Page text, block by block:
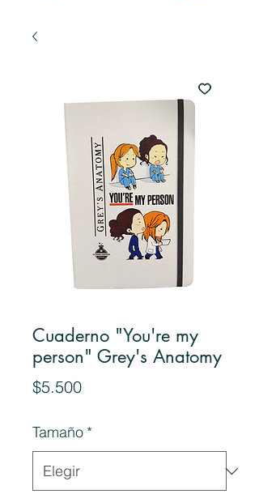
Cuaderno "You're my
person" Grey's Anatomy
$5.500Precio
Tamaño *